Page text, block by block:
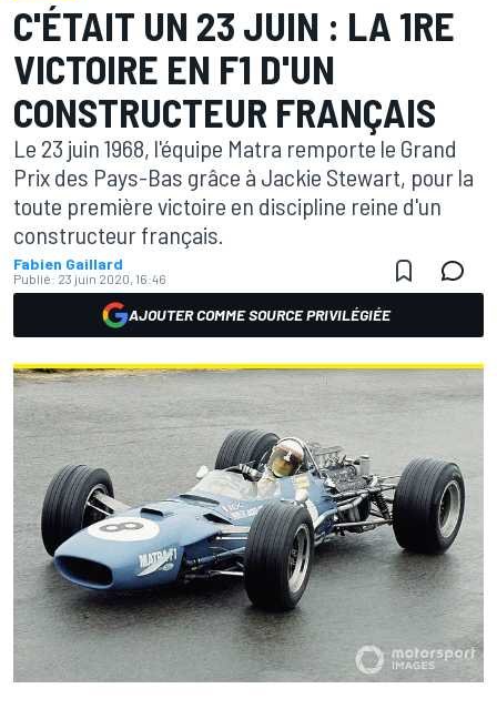
C'ÉTAIT UN 23 JUIN : LA 1RE
VICTOIRE EN F1 D'UN
CONSTRUCTEUR FRANÇAIS
Le 23 juin 1968, l'équipe Matra remporte le Grand
Prix des Pays-Bas grâce à Jackie Stewart, pour la
toute première victoire en discipline reine d'un
constructeur français.
Fabien Gaillard
Publié: 23 juin 2020, 16:46
AJOUTER COMME SOURCE PRIVILÉGIÉE